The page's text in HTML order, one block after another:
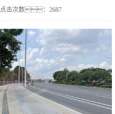
点击次数：2687